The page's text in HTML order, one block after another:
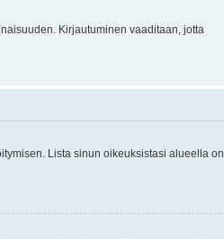
Kirjautuminen vaaditaan, jotta
Lista sinun oikeuksistasi alueella on